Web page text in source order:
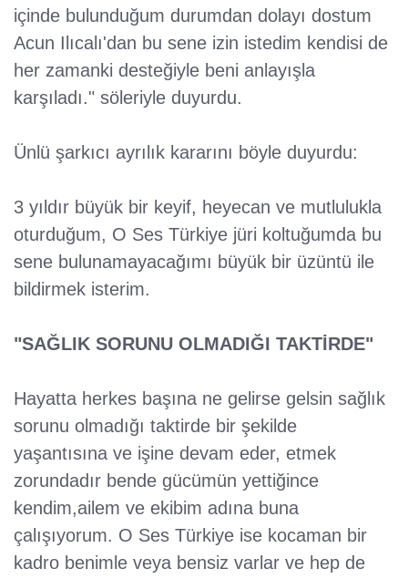
içinde bulunduğum durumdan dolayı dostum
Acun Ilıcalı'dan bu sene izin istedim kendisi de
her zamanki desteğiyle beni anlayışla
karşıladı." söleriyle duyurdu.
Ünlü şarkıcı ayrılık kararını böyle duyurdu:
3 yıldır büyük bir keyif, heyecan ve mutlulukla
oturduğum, O Ses Türkiye jüri koltuğumda bu
sene bulunamayacağımı büyük bir üzüntü ile
bildirmek isterim.
"SAĞLIK SORUNU OLMADIĞI TAKTİRDE"
Hayatta herkes başına ne gelirse gelsin sağlık
sorunu olmadığı taktirde bir şekilde
yaşantısına ve işine devam eder, etmek
zorundadır bende gücümün yettiğince
kendim,ailem ve ekibim adına buna
çalışıyorum. O Ses Türkiye ise kocaman bir
kadro benimle veya bensiz varlar ve hep de